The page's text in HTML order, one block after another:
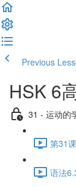
Previous
HSK 6
31 - 运动的
第31
语法